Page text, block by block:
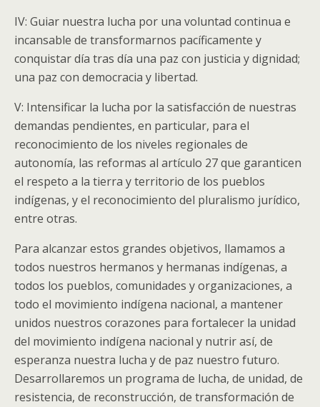
IV: Guiar nuestra lucha por una voluntad continua e
incansable de transformarnos pacíficamente y
conquistar día tras día una paz con justicia y dignidad;
una paz con democracia y libertad.
V: Intensificar la lucha por la satisfacción de nuestras
demandas pendientes, en particular, para el
reconocimiento de los niveles regionales de
autonomía, las reformas al artículo 27 que garanticen
el respeto a la tierra y territorio de los pueblos
indígenas, y el reconocimiento del pluralismo jurídico,
entre otras.
Para alcanzar estos grandes objetivos, llamamos a
todos nuestros hermanos y hermanas indígenas, a
todos los pueblos, comunidades y organizaciones, a
todo el movimiento indígena nacional, a mantener
unidos nuestros corazones para fortalecer la unidad
del movimiento indígena nacional y nutrir así, de
esperanza nuestra lucha y de paz nuestro futuro.
Desarrollaremos un programa de lucha, de unidad, de
resistencia, de reconstrucción, de transformación de